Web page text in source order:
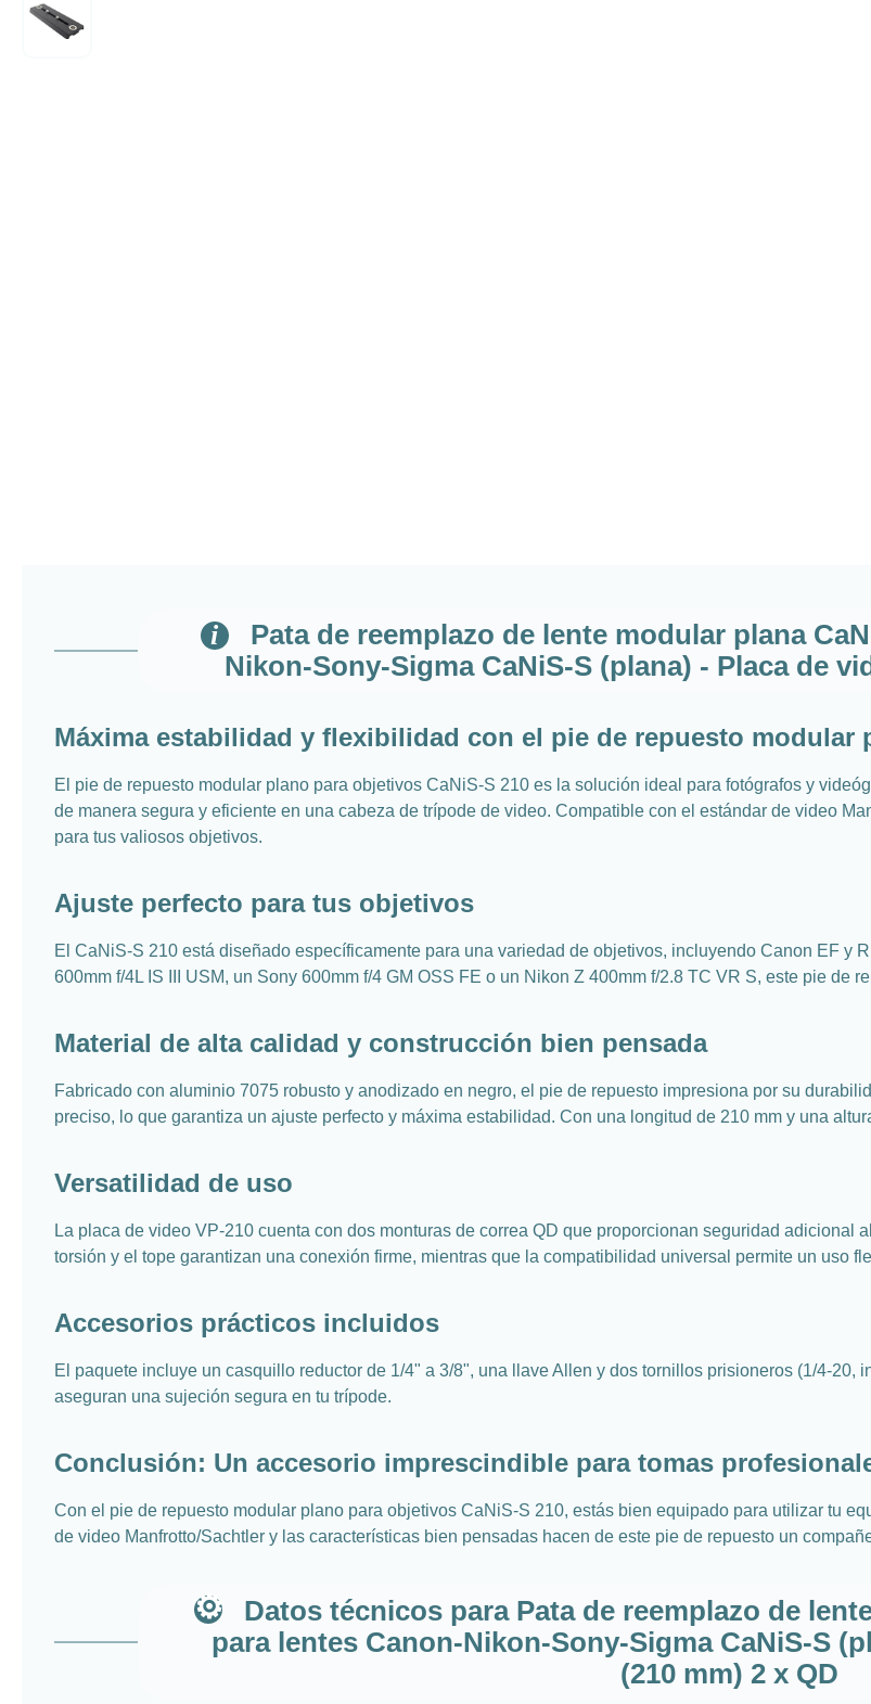
Pata de reemplazo de lente modular plana
Nikon-Sony-Sigma CaNiS-S (plana) - Placa de
Máxima estabilidad y flexibilidad con el pie de repuesto modular
El pie de repuesto modular plano para objetivos CaNiS-S 210 es la solución ideal para fotógrafos y
de manera segura y eficiente en una cabeza de trípode de video. Compatible con el estándar de video
para tus valiosos objetivos.
Ajuste perfecto para tus objetivos
El CaNiS-S 210 está diseñado específicamente para una variedad de objetivos, incluyendo Canon EF y
600mm f/4L IS III USM, un Sony 600mm f/4 GM OSS FE o un Nikon Z 400mm f/2.8 TC VR S, este pie de
Material de alta calidad y construcción bien pensada
Fabricado con aluminio 7075 robusto y anodizado en negro, el pie de repuesto impresiona por su
preciso, lo que garantiza un ajuste perfecto y máxima estabilidad. Con una longitud de 210 mm y una
Versatilidad de uso
La placa de video VP-210 cuenta con dos monturas de correa QD que proporcionan seguridad adicional
torsión y el tope garantizan una conexión firme, mientras que la compatibilidad universal permite un uso
Accesorios prácticos incluidos
El paquete incluye un casquillo reductor de 1/4" a 3/8", una llave Allen y dos tornillos prisioneros (1/4-
aseguran una sujeción segura en tu trípode.
Conclusión: Un accesorio imprescindible para tomas
Con el pie de repuesto modular plano para objetivos CaNiS-S 210, estás bien equipado para utilizar tu
de video Manfrotto/Sachtler y las características bien pensadas hacen de este pie de repuesto un
Datos técnicos para Pata de reemplazo de
para lentes Canon-Nikon-Sony-Sigma CaNiS-S
(210 mm) 2 x QD